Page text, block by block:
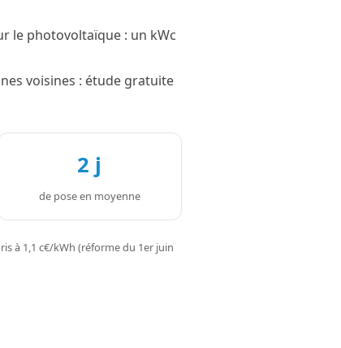
le photovoltaïque : un kWc
voisines : étude gratuite
2 j
de pose en moyenne
à 1,1 c€/kWh (réforme du 1er juin